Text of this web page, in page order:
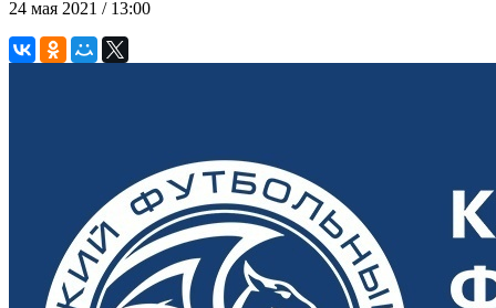
24 мая 2021 / 13:00